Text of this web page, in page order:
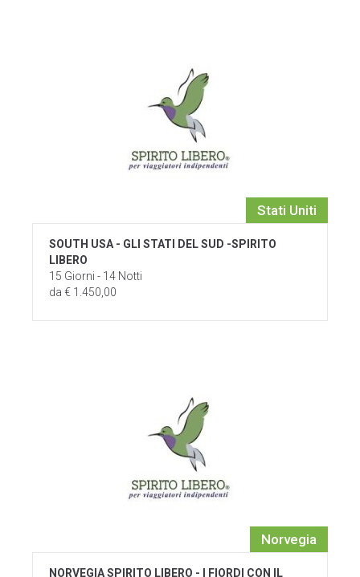
Stati Uniti
SOUTH USA - GLI STATI DEL SUD -SPIRITO
LIBERO
15 Giorni - 14 Notti
da € 1.450,00
Norvegia
NORVEGIA SPIRITO LIBERO - I FIORDI CON IL